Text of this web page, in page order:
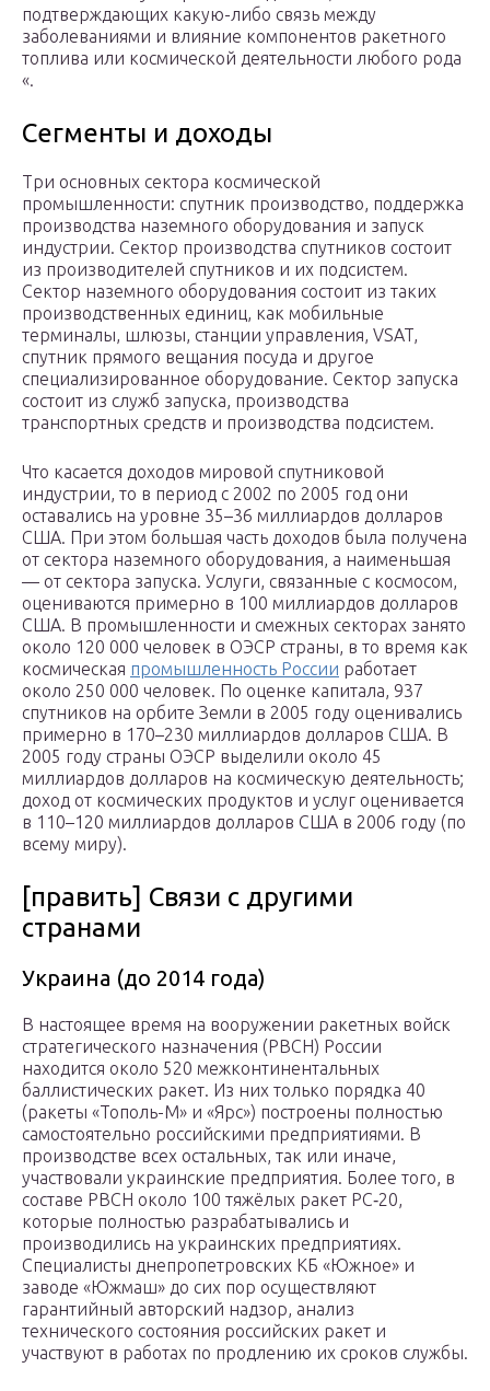
подтверждающих какую-либо связь между
заболеваниями и влияние компонентов ракетного
топлива или космической деятельности любого рода
«.
Сегменты и доходы
Три основных сектора космической
промышленности: спутник производство, поддержка
производства наземного оборудования и запуск
индустрии. Сектор производства спутников состоит
из производителей спутников и их подсистем.
Сектор наземного оборудования состоит из таких
производственных единиц, как мобильные
терминалы, шлюзы, станции управления, VSAT,
спутник прямого вещания посуда и другое
специализированное оборудование. Сектор запуска
состоит из служб запуска, производства
транспортных средств и производства подсистем.
Что касается доходов мировой спутниковой
индустрии, то в период с 2002 по 2005 год они
оставались на уровне 35–36 миллиардов долларов
США. При этом большая часть доходов была получена
от сектора наземного оборудования, а наименьшая
— от сектора запуска. Услуги, связанные с космосом,
оцениваются примерно в 100 миллиардов долларов
США. В промышленности и смежных секторах занято
около 120 000 человек в ОЭСР страны, в то время как
космическая промышленность России работает
около 250 000 человек. По оценке капитала, 937
спутников на орбите Земли в 2005 году оценивались
примерно в 170–230 миллиардов долларов США. В
2005 году страны ОЭСР выделили около 45
миллиардов долларов на космическую деятельность;
доход от космических продуктов и услуг оценивается
в 110–120 миллиардов долларов США в 2006 году (по
всему миру).
[править] Связи с другими
странами
Украина (до 2014 года)
В настоящее время на вооружении ракетных войск
стратегического назначения (РВСН) России
находится около 520 межконтинентальных
баллистических ракет. Из них только порядка 40
(ракеты «Тополь-М» и «Ярс») построены полностью
самостоятельно российскими предприятиями. В
производстве всех остальных, так или иначе,
участвовали украинские предприятия. Более того, в
составе РВСН около 100 тяжёлых ракет РС‑20,
которые полностью разрабатывались и
производились на украинских предприятиях.
Специалисты днепропетровских КБ «Южное» и
заводе «Южмаш» до сих пор осуществляют
гарантийный авторский надзор, анализ
технического состояния российских ракет и
участвуют в работах по продлению их сроков службы.